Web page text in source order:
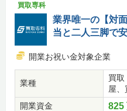
買取専科
業界唯一の【対
当と二人三脚で
開業お祝い金対象企業
業種
買取
屋、
開業資金
825